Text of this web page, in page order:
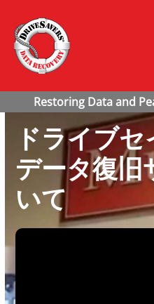
ドライブ
データ復旧
いて